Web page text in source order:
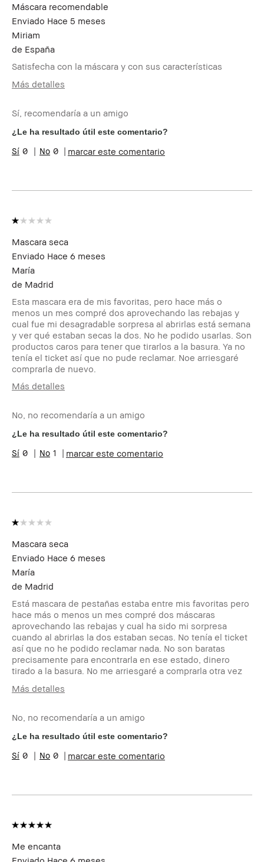
Miembro del Bobbi
Brown Club
Máscara recomendable
Enviado Hace 5 meses
Miriam
de España
Satisfecha con la máscara y con sus características
Más detalles
incentivo o
reseña?
Miembro del Bobbi
Brown Club
Club y puedo recibir puntos
Sí, recomendaría a un amigo
¿Le ha resultado útil este comentario?
0 0 marcar este comentario
Mascara seca
Enviado Hace 6 meses
María
de Madrid
Esta mascara era de mis favoritas, pero hace más o
menos un mes compré dos aprovechando las rebajas y
cual fue mi desagradable sorpresa al abrirlas está semana
y ver qué estaban secas la dos. No he podido usarlas. Son
productos caros para tener que tirarlos a la basura. Ya no
tenía el ticket así que no pude reclamar. Noe arriesgaré
comprarla de nuevo.
Más detalles
Tipo de piel
Preocupaciones de la piel
Beneficios del producto
No, no recomendaría a un amigo
¿Le ha resultado útil este comentario?
0 1 marcar este comentario
Mascara seca
Enviado Hace 6 meses
María
de Madrid
Está mascara de pestañas estaba entre mis favoritas pero
hace más o menos un mes compré dos máscaras
aprovechando las rebajas y cual ha sido mi sorpresa
cuando al abrirlas la dos estaban secas. No tenía el ticket
así que no he podido reclamar nada. No son baratas
precisamente para encontrarla en ese estado, dinero
tirado a la basura. No me arriesgaré a comprarla otra vez
Más detalles
Tipo de piel
Tono de piel
Preocupaciones de la piel
¿Recibiste algún incentivo o
No
No, no recomendaría a un amigo
¿Le ha resultado útil este comentario?
0 0 marcar este comentario
Me encanta